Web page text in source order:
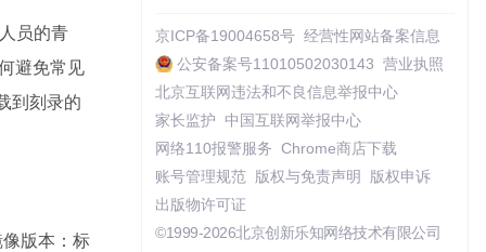
员的青
避免常见
到刻录的
版本：标
京ICP备19004658号 经营性网站备案信息
公安备案号11010502030143 营业执照
北京互联网违法和不良信息举报中心
家长监护
中国互联网举报中心
网络110报警服务 Chrome商店下载
账号管理规范
版权与免责声明
版权申诉
出版物许可证
©1999-2026北京创新乐知网络技术有限公司